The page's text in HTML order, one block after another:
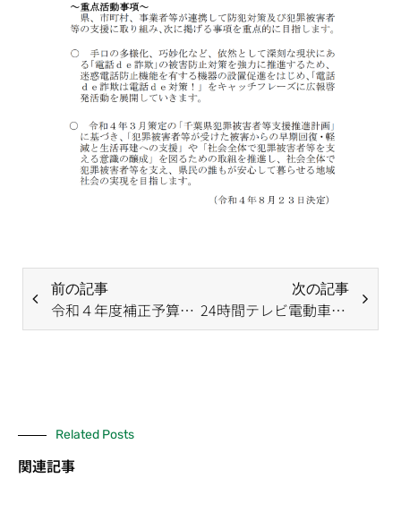
前の記事
令和４年度補正予算及び令和５年度にかかるWAM助成の募集
次の記事
24時間テレビ電動車いす寄贈のお知らせ
Related Posts
関連記事